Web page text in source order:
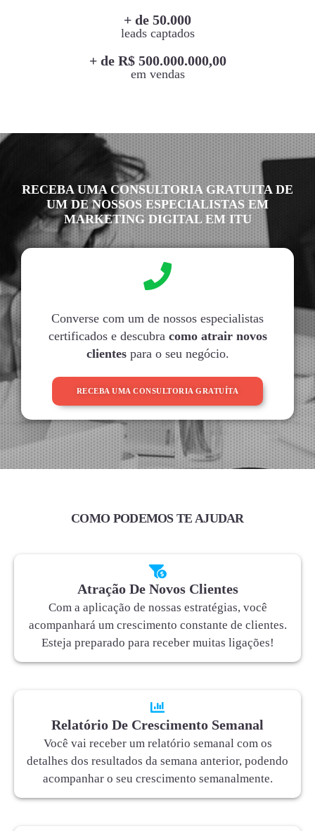
+ de 50.000
leads captados
+ de R$ 500.000.000,00
em vendas
RECEBA UMA CONSULTORIA GRATUITA DE
UM DE NOSSOS ESPECIALISTAS EM
MARKETING DIGITAL EM ITU
Converse com um de nossos especialistas
certificados e descubra como atrair novos
clientespara o seu negócio.
RECEBA UMA CONSULTORIA GRATUÍTA
COMO PODEMOS TE AJUDAR
Atração De Novos Clientes
Com a aplicação de nossas estratégias, você
acompanhará um crescimento constante de clientes.
Esteja preparado para receber muitas ligações!
Relatório De Crescimento Semanal
Você vai receber um relatório semanal com os
detalhes dos resultados da semana anterior, podendo
acompanhar o seu crescimento semanalmente.